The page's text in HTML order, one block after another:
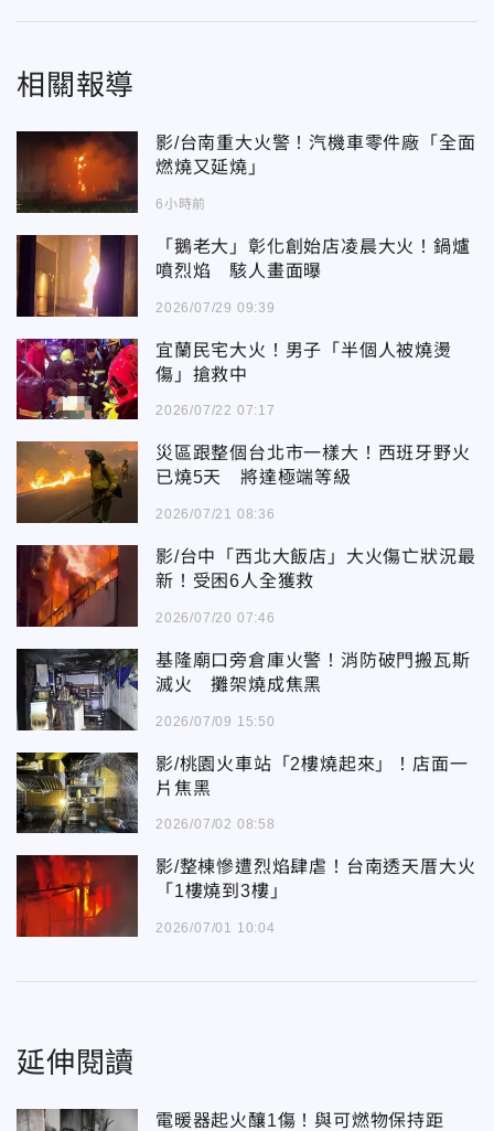
相關報導
影/台南重大火警！汽機車零件廠「全面
燃燒又延燒」
6小時前
「鵝老大」彰化創始店凌晨大火！鍋爐
噴烈焰 駭人畫面曝
2026/07/29 09:39
宜蘭民宅大火！男子「半個人被燒燙
傷」搶救中
2026/07/22 07:17
災區跟整個台北市一樣大！西班牙野火
已燒5天 將達極端等級
2026/07/21 08:36
影/台中「西北大飯店」大火傷亡狀況最
新！受困6人全獲救
2026/07/20 07:46
基隆廟口旁倉庫火警！消防破門搬瓦斯
滅火 攤架燒成焦黑
2026/07/09 15:50
影/桃園火車站「2樓燒起來」！店面一
片焦黑
2026/07/02 08:58
影/整棟慘遭烈焰肆虐！台南透天厝大火
「1樓燒到3樓」
2026/07/01 10:04
延伸閱讀
電暖器起火釀1傷！與可燃物保持距